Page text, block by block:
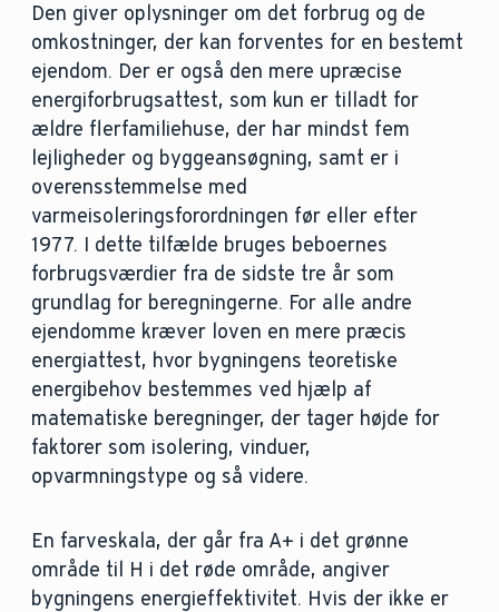
Den giver oplysninger om det forbrug og de
omkostninger, der kan forventes for en bestemt
ejendom. Der er også den mere upræcise
energiforbrugsattest, som kun er tilladt for
ældre flerfamiliehuse, der har mindst fem
lejligheder og byggeansøgning, samt er i
overensstemmelse med
varmeisoleringsforordningen før eller efter
1977. I dette tilfælde bruges beboernes
forbrugsværdier fra de sidste tre år som
grundlag for beregningerne. For alle andre
ejendomme kræver loven en mere præcis
energiattest, hvor bygningens teoretiske
energibehov bestemmes ved hjælp af
matematiske beregninger, der tager højde for
faktorer som isolering, vinduer,
opvarmningstype og så videre.
En farveskala, der går fra A+ i det grønne
område til H i det røde område, angiver
bygningens energieffektivitet. Hvis der ikke er